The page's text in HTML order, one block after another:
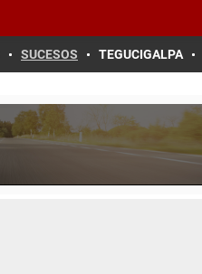
SUCESOS TEGUCIGALPA